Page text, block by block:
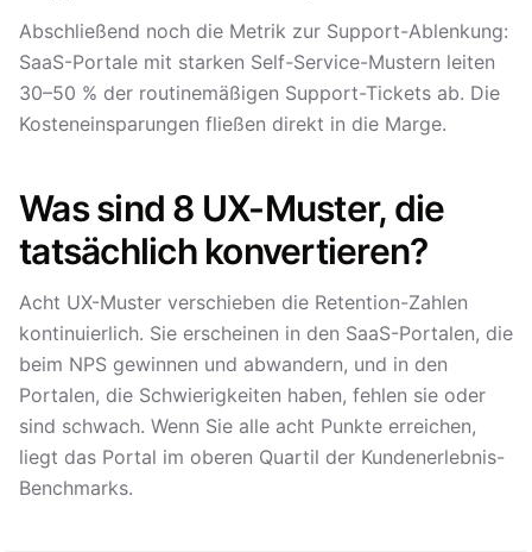
Abschließend noch die Metrik zur Support-Ablenkung:
SaaS-Portale mit starken Self-Service-Mustern leiten
30–50 % der routinemäßigen Support-Tickets ab. Die
Kosteneinsparungen fließen direkt in die Marge.
Was sind 8 UX-Muster, die
tatsächlich konvertieren?
Acht UX-Muster verschieben die Retention-Zahlen
kontinuierlich. Sie erscheinen in den SaaS-Portalen, die
beim NPS gewinnen und abwandern, und in den
Portalen, die Schwierigkeiten haben, fehlen sie oder
sind schwach. Wenn Sie alle acht Punkte erreichen,
liegt das Portal im oberen Quartil der Kundenerlebnis-
Benchmarks.